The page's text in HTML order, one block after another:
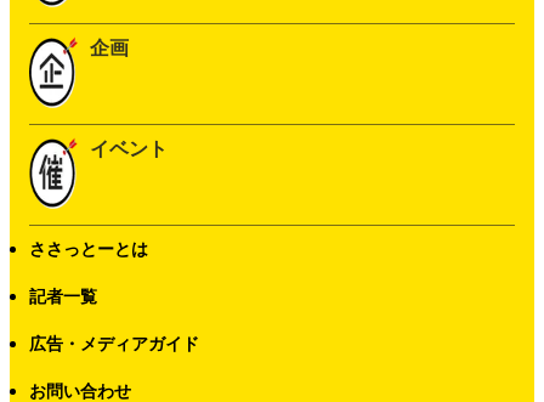
企画
イベント
ささっとーとは
記者一覧
広告・メディアガイド
お問い合わせ